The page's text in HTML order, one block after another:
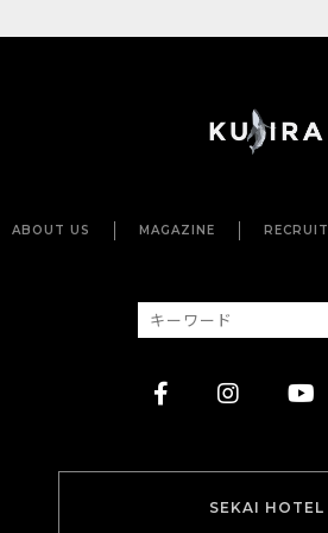
ABOUT US MAGAZINE RECRUIT
SEKAI HOTEL